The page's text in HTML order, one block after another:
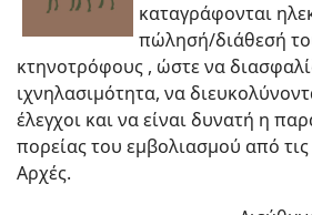
καταγράφονται
πώλησή/διάθεσή
κτηνοτρόφους , ώστε να
ιχνηλασιμότητα, να
έλεγχοι και να είναι δυνατή η
πορείας του εμβολιασμού από τις
Αρχές.